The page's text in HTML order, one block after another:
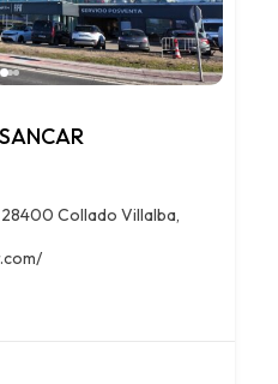
Collado Villalba,